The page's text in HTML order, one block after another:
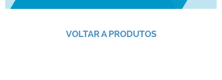
VOLTAR A PRODUTOS